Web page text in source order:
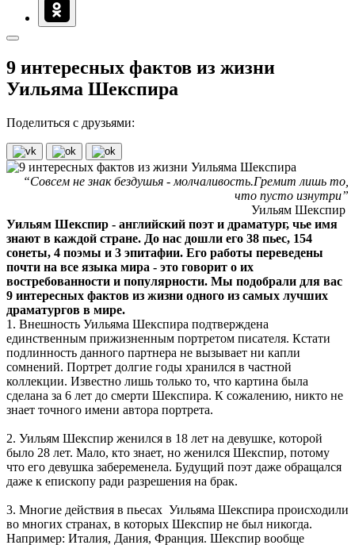
9 интересных фактов из жизни
Уильяма Шекспира
Поделиться с друзьями:
“Совсем не знак бездушья - молчаливость.Гремит лишь то,
что пусто изнутри”
Уильям Шекспир
Уильям Шекспир - английский поэт и драматург, чье имя
знают в каждой стране. До нас дошли его 38 пьес, 154
сонеты, 4 поэмы и 3 эпитафии. Его работы переведены
почти на все языка мира - это говорит о их
востребованности и популярности. Мы подобрали для вас
9 интересных фактов из жизни одного из самых лучших
драматургов в мире.
1. Внешность Уильяма Шекспира подтверждена
единственным прижизненным портретом писателя. Кстати
подлинность данного партнера не вызывает ни капли
сомнений. Портрет долгие годы хранился в частной
коллекции. Известно лишь только то, что картина была
сделана за 6 лет до смерти Шекспира. К сожалению, никто не
знает точного имени автора портрета.
2. Уильям Шекспир женился в 18 лет на девушке, которой
было 28 лет. Мало, кто знает, но женился Шекспир, потому
что его девушка забеременела. Будущий поэт даже обращался
даже к епископу ради разрешения на брак.
3. Многие действия в пьесах Уильяма Шекспира происходили
во многих странах, в которых Шекспир не был никогда.
Например: Италия, Дания, Франция. Шекспир вообще